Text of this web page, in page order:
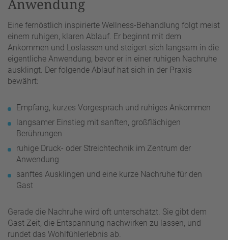
Anwendung
Eine fernöstlich inspirierte Wellness-Behandlung folgt meist
einem ruhigen, klaren Ablauf. Er beginnt mit dem
Ankommen und Loslassen und steigert sich langsam in die
eigentliche Anwendung, bevor er in einer ruhigen Nachruhe
ausklingt. Der folgende Ablauf hat sich in der Praxis
bewährt:
Empfang, kurzes Vorgespräch und ruhiges Ankommen
langsamer Einstieg mit sanften, großflächigen
Berührungen
ruhige Druck- oder Streichtechnik im Zentrum der
Anwendung
sanftes Ausklingen und eine kurze Nachruhe für den
Gast
Gerade die Nachruhe wird oft unterschätzt. Sie gibt dem
Gast Zeit, die Entspannung nachwirken zu lassen, und
rundet das Wohlfühlerlebnis ab.